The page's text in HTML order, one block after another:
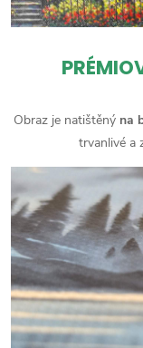
Obraz je natištěný na
trvanlivé a